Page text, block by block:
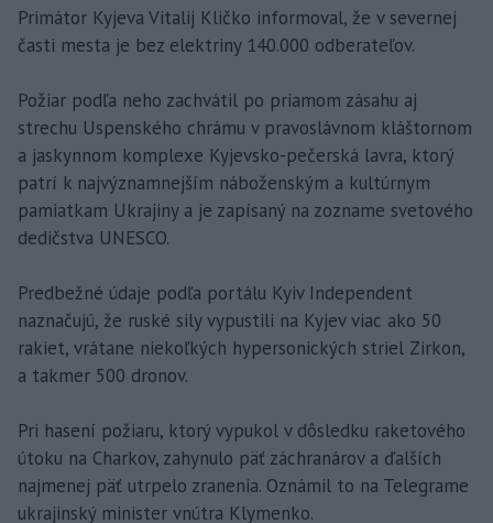
Primátor Kyjeva Vitalij Kličko informoval, že v severnej
časti mesta je bez elektriny 140.000 odberateľov.
Požiar podľa neho zachvátil po priamom zásahu aj
strechu Uspenského chrámu v pravoslávnom kláštornom
a jaskynnom komplexe Kyjevsko-pečerská lavra, ktorý
patrí k najvýznamnejším náboženským a kultúrnym
pamiatkam Ukrajiny a je zapísaný na zozname svetového
dedičstva UNESCO.
Predbežné údaje podľa portálu Kyiv Independent
naznačujú, že ruské sily vypustili na Kyjev viac ako 50
rakiet, vrátane niekoľkých hypersonických striel Zirkon,
a takmer 500 dronov.
Pri hasení požiaru, ktorý vypukol v dôsledku raketového
útoku na Charkov, zahynulo päť záchranárov a ďalších
najmenej päť utrpelo zranenia. Oznámil to na Telegrame
ukrajinský minister vnútra Klymenko.